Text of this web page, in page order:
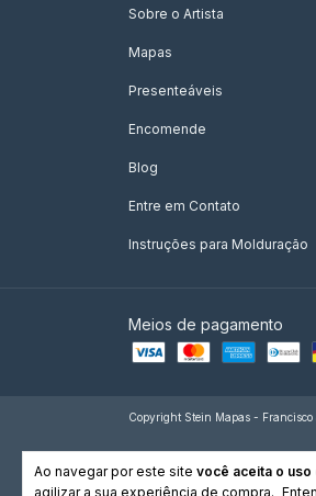
Ao navegar por este site você aceita o
agilizar a sua experiência de compra.
Sobre o Artista
Mapas
Presenteáveis
Encomende
Blog
Entre em Contato
Instruções para Molduração
Meios de pagamento
Copyright Stein Mapas -